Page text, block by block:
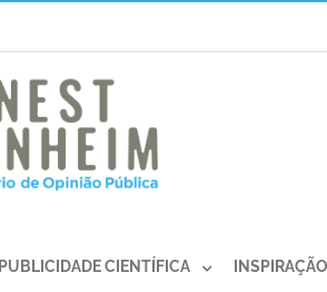
PUBLICIDADE CIENTÍFICA INSPIRAÇÃO